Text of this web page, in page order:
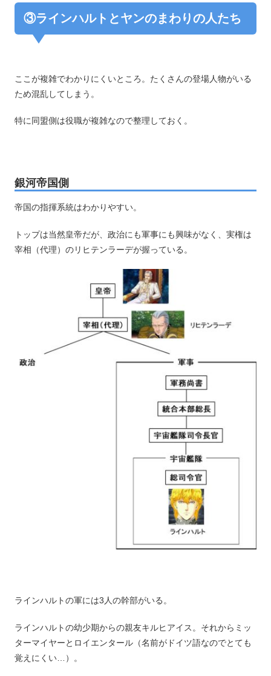
③ラインハルトとヤンのまわりの人たち
ここが複雑でわかりにくいところ。たくさんの登場人物がいる
ため混乱してしまう。
特に同盟側は役職が複雑なので整理しておく。
銀河帝国側
帝国の指揮系統はわかりやすい。
トップは当然皇帝だが、政治にも軍事にも興味がなく、実権は
宰相（代理）のリヒテンラーデが握っている。
ラインハルトの軍には3人の幹部がいる。
ラインハルトの幼少期からの親友キルヒアイス。それからミッ
ターマイヤーとロイエンタール（名前がドイツ語なのでとても
覚えにくい…）。